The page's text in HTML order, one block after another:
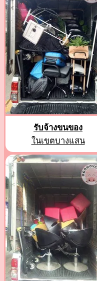
รับจ้างขนของ
ในเขตบางแสน